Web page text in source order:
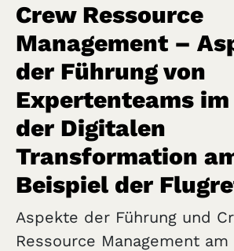
Crew Ressource
Management –
der Führung von
Expertenteams im
der Digitalen
Transformation
Beispiel der
Aspekte der Führung und
Ressource Management